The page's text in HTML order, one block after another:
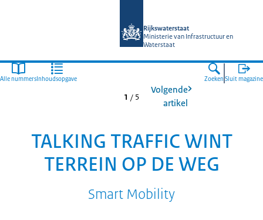
Rijkswaterstaat
Ministerie van Infrastructuur en
Waterstaat
Alle nummers Inhoudsopgave Zoeken Sluit magazine
1 / 5
Volgende
artikel
TALKING TRAFFIC WINT
TERREIN OP DE WEG
Smart Mobility